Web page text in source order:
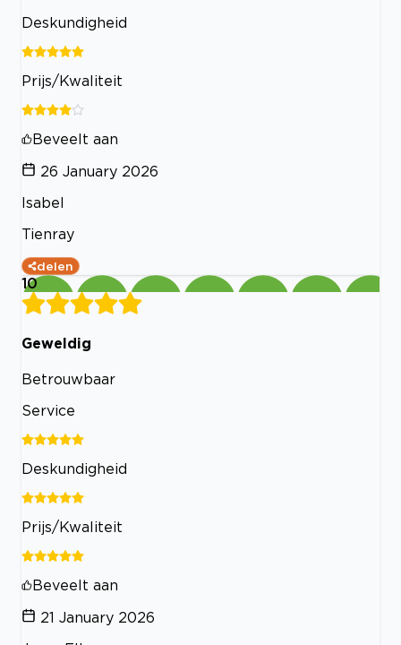
Deskundigheid
Prijs/Kwaliteit
Beveelt aan
26 January 2026
Isabel
Tienray
delen
10
Geweldig
Betrouwbaar
Service
Deskundigheid
Prijs/Kwaliteit
Beveelt aan
21 January 2026